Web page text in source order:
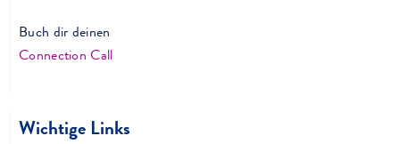
Buch dir deinen
Connection Call
Wichtige Links